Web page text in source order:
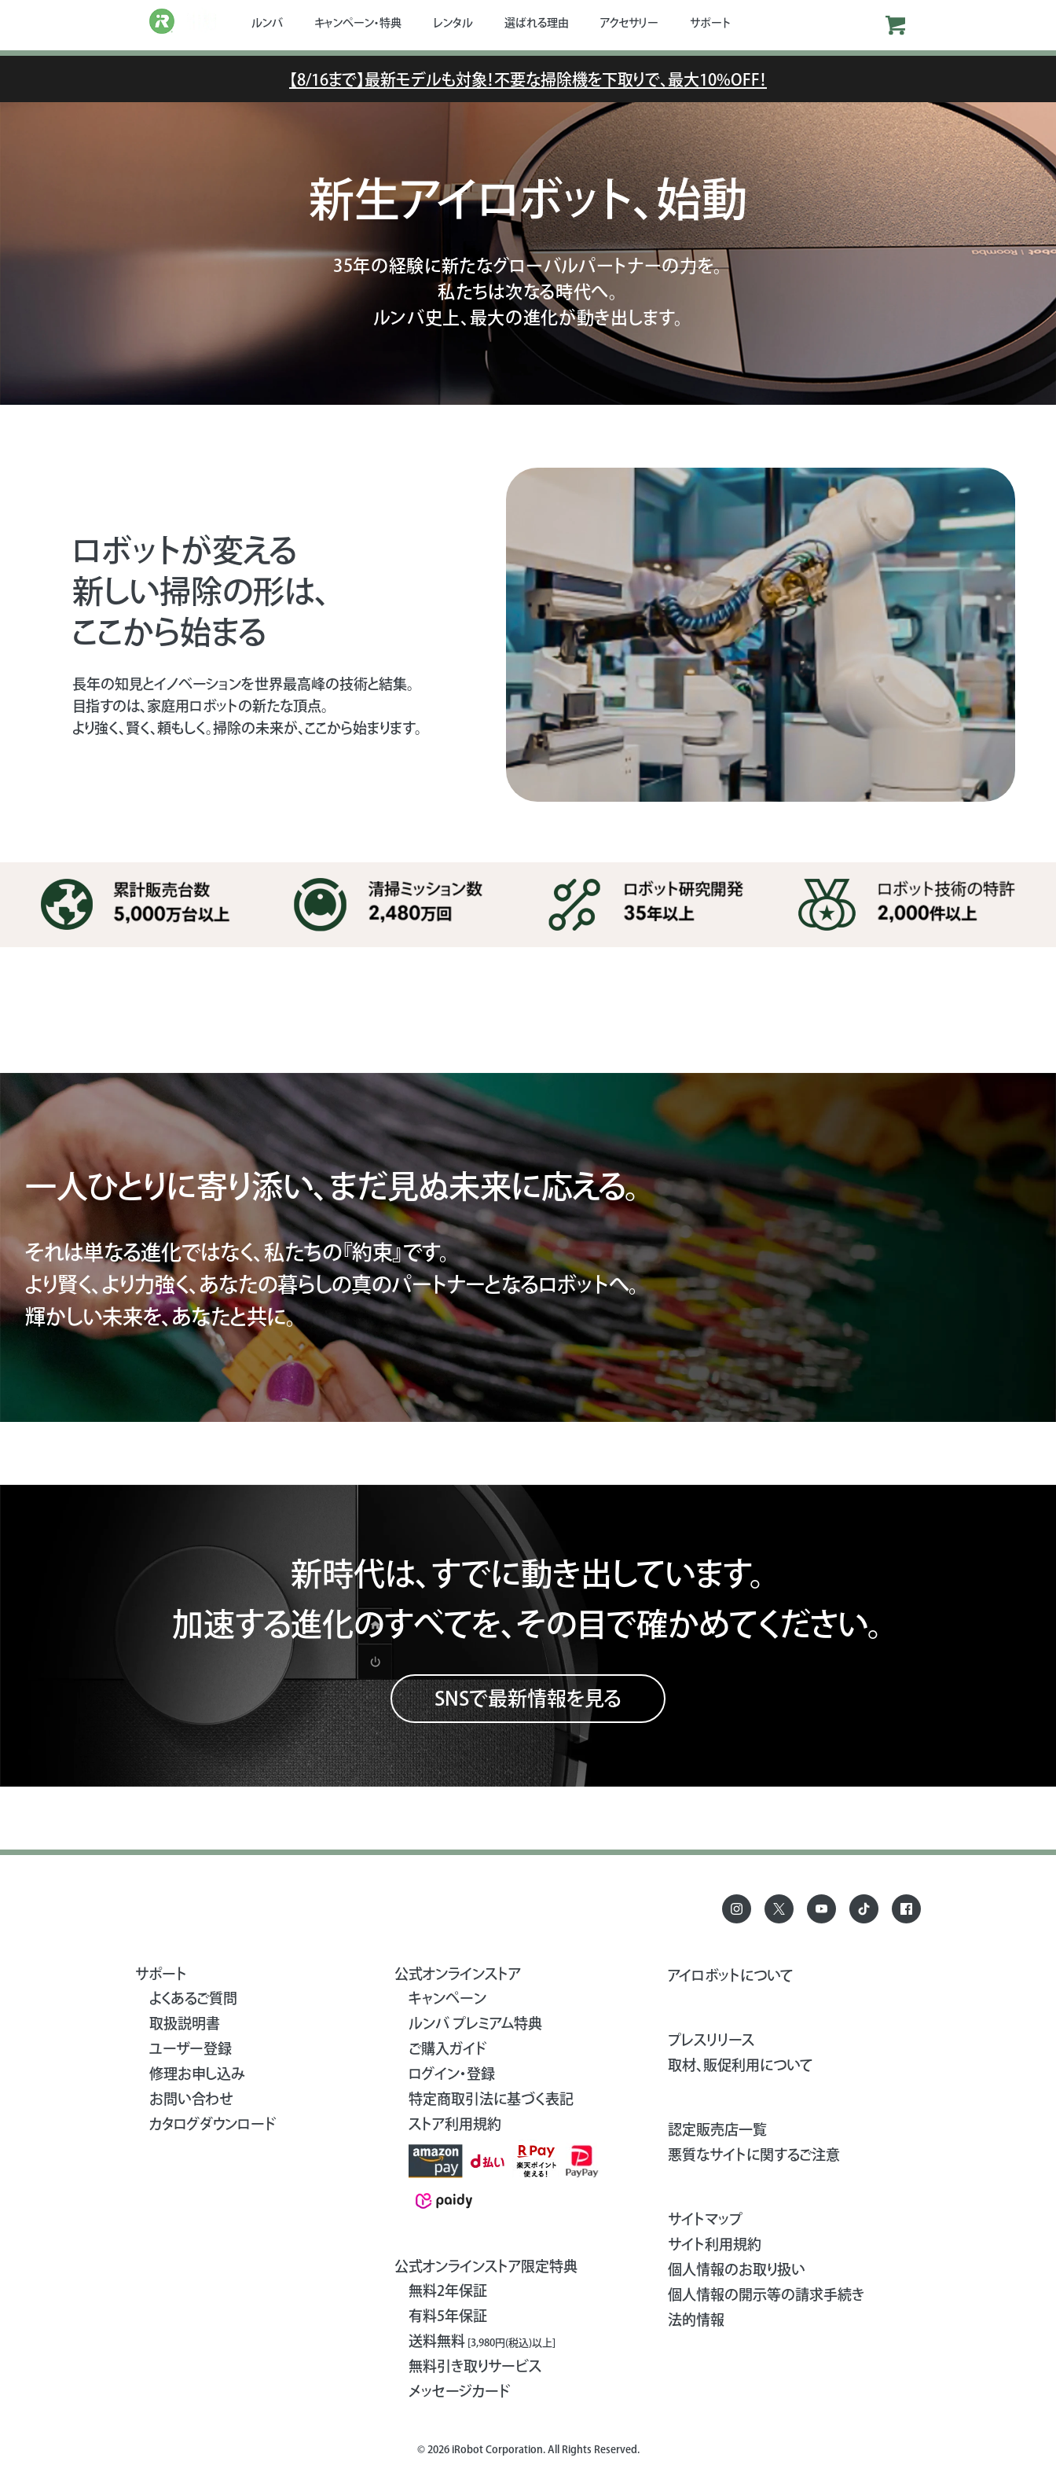
ルンバ キャンペーン・特典 レンタル 選ばれる理由 アクセサリー サポート
【8/16まで】最新モデルも対象！不要な掃除機を下取りで、 最大10%OFF！
新生アイロボット、始動
35年の経験に新たなグローバルパートナーの力を。
私たちは次なる時代へ。
ルンバ史上、最大の進化が動き出します。
ロボットが変える
新しい掃除の形は、
ここから始まる
長年の知見とイノベーションを世界最高峰の技術と結集。
目指すのは、家庭用ロボットの新たな頂点。
より強く、賢く、頼もしく。掃除の未来が、ここから始まります。
一人ひとりに寄り添い、まだ見ぬ未来に応える。
それは単なる進化ではなく、私たちの『約束』です。
より賢く、より力強く、あなたの暮らしの真のパートナーとなるロボットへ。
輝かしい未来を、あなたと共に。
新時代は、すでに動き出しています。
加速する進化のすべてを、 その目で確かめてください。
SNSで最新情報を見る
サポート
よくあるご質問
取扱説明書
ユーザー登録
修理お申し込み
お問い合わせ
カタログダウンロード
公式オンラインストア
キャンペーン
ルンバ プレミアム特典
ご購入ガイド
ログイン・登録
特定商取引法に基づく表記
ストア利用規約
公式オンラインストア限定特典
無料2年保証
有料5年保証
送料無料 [3,980円(税込)以上]
無料引き取りサービス
メッセージカード
アイロボットについて
プレスリリース
取材、販促利用について
認定販売店一覧
悪質なサイトに関するご注意
サイトマップ
サイト利用規約
個人情報のお取り扱い
個人情報の開示等の請求手続き
法的情報
© 2026 iRobot Corporation. All Rights Reserved.